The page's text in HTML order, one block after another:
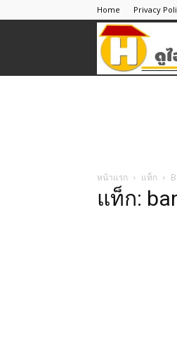
Home Privacy
หน้าแรก แท็ก
แท็ก: